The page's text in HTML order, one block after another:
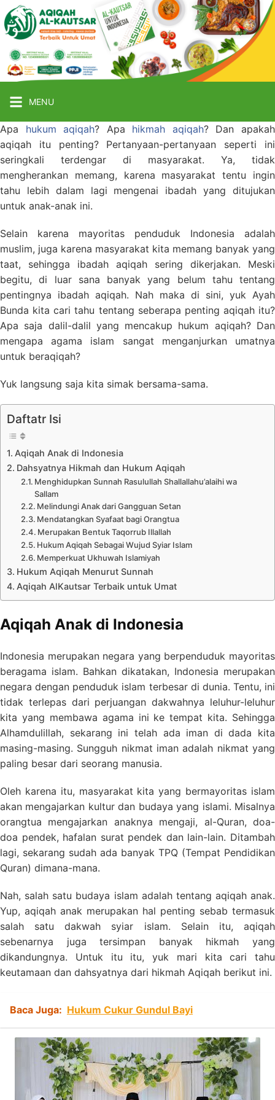
Langsung
ke
konten
Aqiqah
Al
Kautsar
Jasa
Aqiqah
Jogja
Murah
MENU
Apa hukum aqiqah? Apa hikmah aqiqah? Dan apakah
aqiqah itu penting? Pertanyaan-pertanyaan seperti ini
seringkali terdengar di masyarakat. Ya, tidak
mengherankan memang, karena masyarakat tentu ingin
tahu lebih dalam lagi mengenai ibadah yang ditujukan
untuk anak-anak ini.
Selain karena mayoritas penduduk Indonesia adalah
muslim, juga karena masyarakat kita memang banyak yang
taat, sehingga ibadah aqiqah sering dikerjakan. Meski
begitu, di luar sana banyak yang belum tahu tentang
pentingnya ibadah aqiqah. Nah maka di sini, yuk Ayah
Bunda kita cari tahu tentang seberapa penting aqiqah itu?
Apa saja dalil-dalil yang mencakup hukum aqiqah? Dan
mengapa agama islam sangat menganjurkan umatnya
untuk beraqiqah?
Yuk langsung saja kita simak bersama-sama.
Daftatr Isi
Aqiqah Anak di Indonesia
Dahsyatnya Hikmah dan Hukum Aqiqah
Menghidupkan Sunnah Rasulullah Shallallahu’alaihi wa
Sallam
Melindungi Anak dari Gangguan Setan
Mendatangkan Syafaat bagi Orangtua
Merupakan Bentuk Taqorrub Illallah
Hukum Aqiqah Sebagai Wujud Syiar Islam
Memperkuat Ukhuwah Islamiyah
Hukum Aqiqah Menurut Sunnah
Aqiqah AlKautsar Terbaik untuk Umat
Aqiqah Anak di Indonesia
Indonesia merupakan negara yang berpenduduk mayoritas
beragama islam. Bahkan dikatakan, Indonesia merupakan
negara dengan penduduk islam terbesar di dunia. Tentu, ini
tidak terlepas dari perjuangan dakwahnya leluhur-leluhur
kita yang membawa agama ini ke tempat kita. Sehingga
Alhamdulillah, sekarang ini telah ada iman di dada kita
masing-masing. Sungguh nikmat iman adalah nikmat yang
paling besar dari seorang manusia.
Oleh karena itu, masyarakat kita yang bermayoritas islam
akan mengajarkan kultur dan budaya yang islami. Misalnya
orangtua mengajarkan anaknya mengaji, al-Quran, doa-
doa pendek, hafalan surat pendek dan lain-lain. Ditambah
lagi, sekarang sudah ada banyak TPQ (Tempat Pendidikan
Quran) dimana-mana.
Nah, salah satu budaya islam adalah tentang aqiqah anak.
Yup, aqiqah anak merupakan hal penting sebab termasuk
salah satu dakwah syiar islam. Selain itu, aqiqah
sebenarnya juga tersimpan banyak hikmah yang
dikandungnya. Untuk itu itu, yuk mari kita cari tahu
keutamaan dan dahsyatnya dari hikmah Aqiqah berikut ini.
Baca Juga: Hukum Cukur Gundul Bayi